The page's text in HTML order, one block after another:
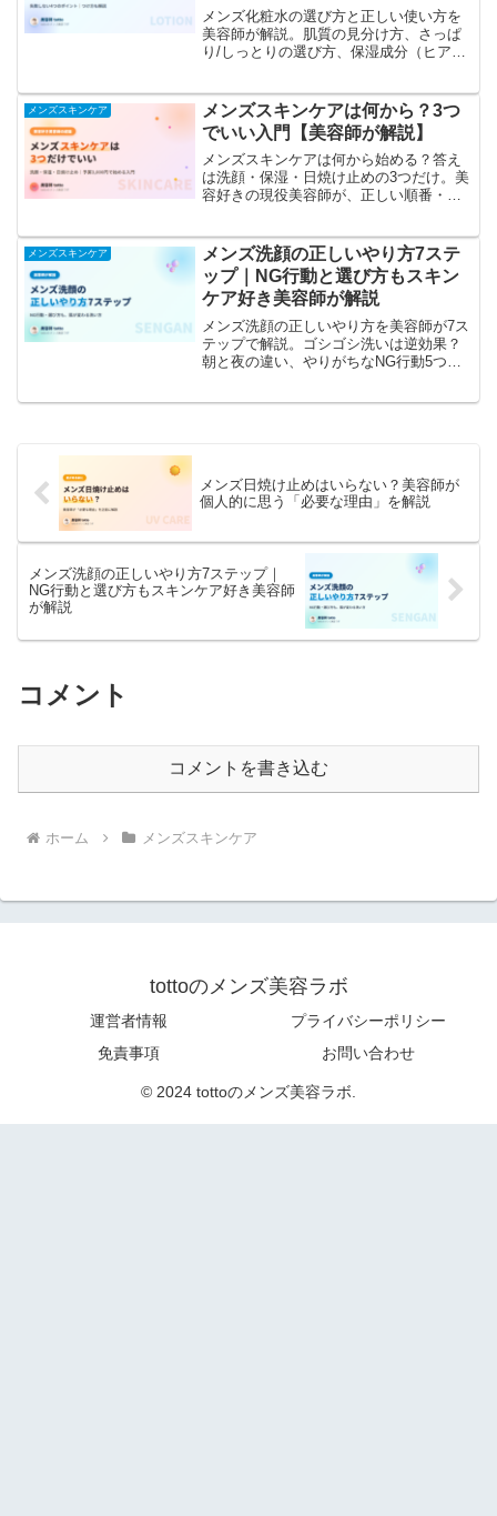
メンズ化粧水の選び方と正しい使い方を
美容師が解説。肌質の見分け方、さっぱ
り/しっとりの選び方、保湿成分（ヒアル
き出すつけ方を紹介します。
メンズスキンケア
メンズスキンケアは何から？3つ
でいい入門【美容師が解説】
メンズスキンケアは何から始める？答え
は洗顔・保湿・日焼け止めの3つだけ。美
容好きの現役美容師が、正しい順番・や
メンズスキンケア
メンズ洗顔の正しいやり方7ステ
ップ｜NG行動と選び方もスキン
ケア好き美容師が解説
メンズ洗顔の正しいやり方を美容師が7ス
テップで解説。ゴシゴシ洗いは逆効果？
朝と夜の違い、やりがちなNG行動5つ、
メンズ日焼け止めはいらない？美容師が
個人的に思う「必要な理由」を解説
メンズ洗顔の正しいやり方7ステップ｜
NG行動と選び方もスキンケア好き美容師
が解説
コメント
コメントを書き込む
ホーム メンズスキンケア
tottoのメンズ美容ラボ
運営者情報
プライバシーポリシー
免責事項
お問い合わせ
© 2024 tottoのメンズ美容ラボ.